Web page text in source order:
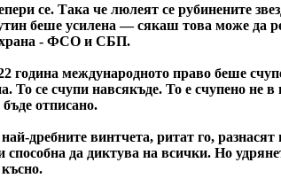
се. Така че люлеят се рубинените
беше усилена — сякаш това може да
- ФСО и СБП.
година международното право беше
се счупи навсякъде. То е счупено не
отписано.
дребните винтчета, ритат го,
способна да диктува на всички. Но